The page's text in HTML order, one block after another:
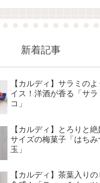
新着記事
【カルディ】サラミの
イス！洋酒が香る「サラ
コ」
【カルディ】とろりと
サイズの梅菓子「はちみ
玉」
【カルディ】茶葉入りの